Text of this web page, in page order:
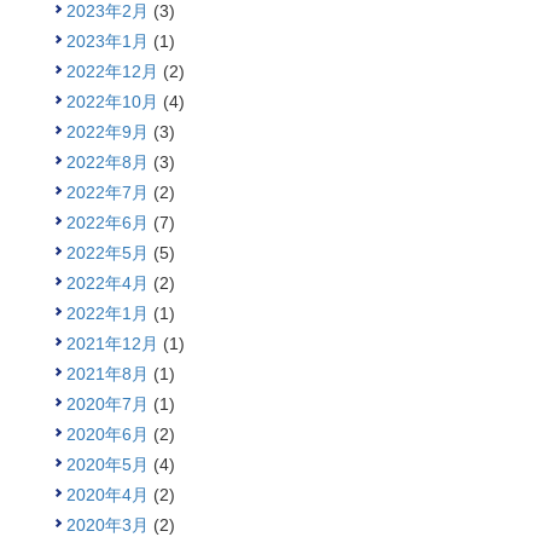
2023年2月 (3)
2023年1月 (1)
2022年12月 (2)
2022年10月 (4)
2022年9月 (3)
2022年8月 (3)
2022年7月 (2)
2022年6月 (7)
2022年5月 (5)
2022年4月 (2)
2022年1月 (1)
2021年12月 (1)
2021年8月 (1)
2020年7月 (1)
2020年6月 (2)
2020年5月 (4)
2020年4月 (2)
2020年3月 (2)